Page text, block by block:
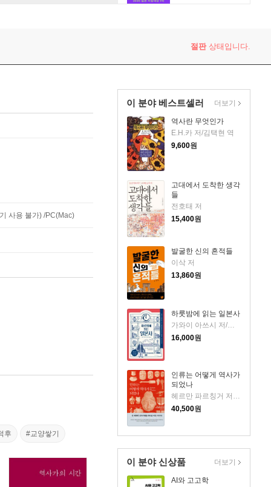
절판상태입니다.
이 분야 베스트셀러
역사란 무엇인가
E.H.카 저/김택현 역
9,600원
고대에서 도착한 생각
들
전호태 저
15,400원
발굴한 신의 흔적들
이삭 저
13,860원
하룻밤에 읽는 일본사
16,000원
인류는 어떻게 역사가
되었나
헤르만 파르칭거 저/나유신 역
40,500원
더보기
이 분야 신상품
AI와 고고학
더보기
사용 불가) /PC(Mac)
후 #교양쌓기